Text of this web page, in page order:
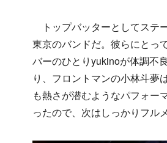
トップバッターとしてステ
東京のバンドだ。彼らにとっ
バーのひとりyukinoが体調不
り、フロントマンの小林斗夢
も熱さが潜むようなパフォー
ったので、次はしっかりフル